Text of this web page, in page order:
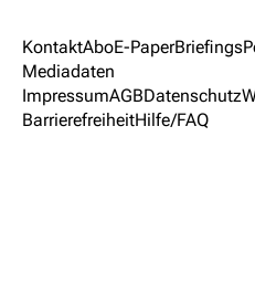
KontaktAboE-PaperBriefings
Mediadaten
ImpressumAGBDatenschutz
BarrierefreiheitHilfe/FAQ